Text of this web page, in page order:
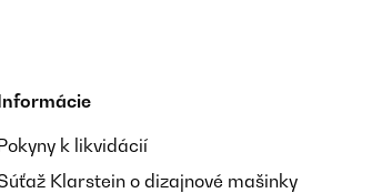
man Soßen auch extra
k likvidácií
Klarstein o dizajnové mašinky